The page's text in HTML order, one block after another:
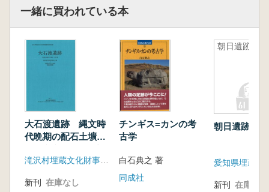
トル)…永山ゆかり
第8章 海の魚と川の魚(アリュートル)…永
第9章 貝 ─ 引き潮の恵み(アリュートル)…
永山ゆかり
第10章 トナカイ ─ 完全な動物(アリュート
第11章 トナカイを食べ尽くす(エウェン)…
鍛治広真
生
第13章 湧き水の大地には羊の血を流さない
一緒に買われている本
大石渡遺跡 縄文時
代晩期の配石土壙と
査報告書
滝沢村埋蔵文化財事務所
新刊 在庫なし
チンギス=カンの考
古学
白石典之 著
同成社
朝日遺跡1
朝日遺跡1
新刊 在庫なし